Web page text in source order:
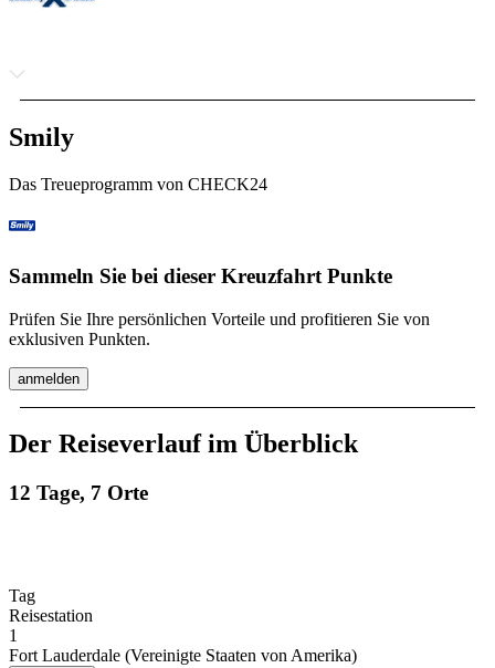
Smily
Das Treueprogramm von CHECK24
Sammeln Sie bei dieser Kreuzfahrt Punkte
Prüfen Sie Ihre persönlichen Vorteile und profitieren Sie von
exklusiven Punkten.
anmelden
Der Reiseverlauf im Überblick
12 Tage, 7 Orte
Tag
Reisestation
1
Fort Lauderdale (Vereinigte Staaten von Amerika)